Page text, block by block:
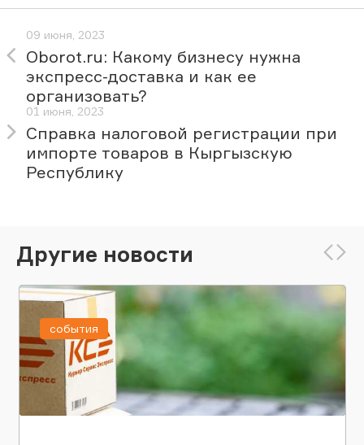
09 июня, 2023
Oborot.ru: Какому бизнесу нужна
экспресс-доставка и как ее
организовать?
01 июня, 2023
Справка налоговой регистрации при
импорте товаров в Кыргызскую
Республику
Другие новости
события